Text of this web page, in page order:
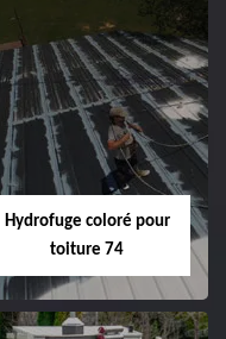
Hydrofuge coloré pour
toiture 74